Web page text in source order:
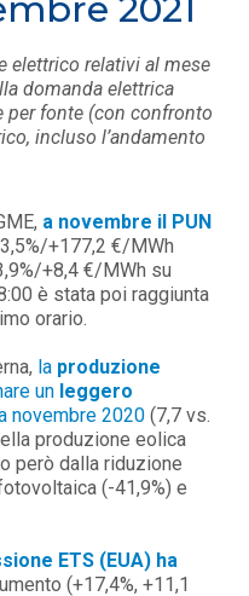
2021
elettrico relativi al mese
domanda elettrica
per fonte (con confronto
incluso l’andamento
a novembre il PUN
+177,2 €/MWh
+8,4 €/MWh su
è stata poi raggiunta
orario.
la produzione
un leggero
novembre 2020 (7,7 vs.
produzione eolica
però dalla riduzione
(-41,9%) e
ETS (EUA) ha
(+17,4%, +11,1